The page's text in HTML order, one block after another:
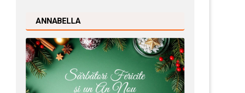
ANNABELLA